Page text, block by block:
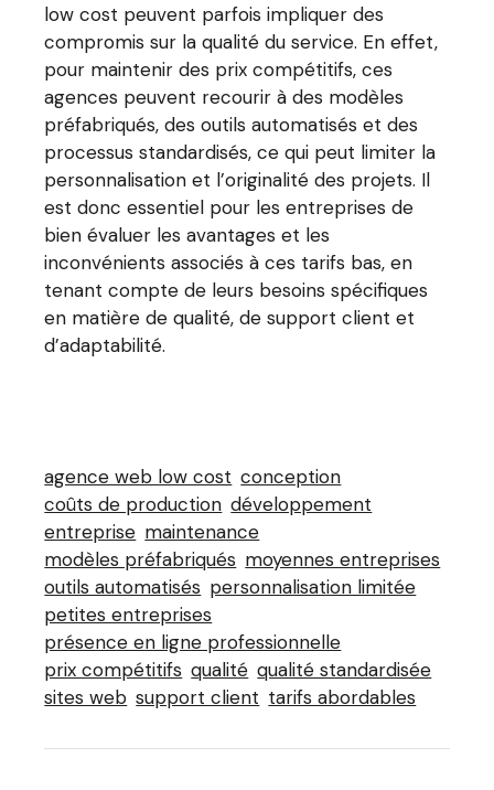
low cost peuvent parfois impliquer des
compromis sur la qualité du service. En effet,
pour maintenir des prix compétitifs, ces
agences peuvent recourir à des modèles
préfabriqués, des outils automatisés et des
processus standardisés, ce qui peut limiter la
personnalisation et l’originalité des projets. Il
est donc essentiel pour les entreprises de
bien évaluer les avantages et les
inconvénients associés à ces tarifs bas, en
tenant compte de leurs besoins spécifiques
en matière de qualité, de support client et
d’adaptabilité.
agence web low cost conception
coûts de production développement
entreprise maintenance
modèles préfabriqués moyennes entreprises
outils automatisés personnalisation limitée
petites entreprises
présence en ligne professionnelle
prix compétitifs qualité qualité standardisée
sites web support client tarifs abordables